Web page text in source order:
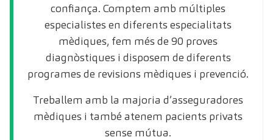
confiança. Comptem amb múltiples
especialistes en diferents especialitats
mèdiques, fem més de 90 proves
diagnòstiques i disposem de diferents
programes de revisions mèdiques i prevenció.
Treballem amb la majoria d’asseguradores
mèdiques i també atenem pacients privats
sense mútua.